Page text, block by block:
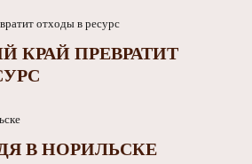
КРАЙ ПРЕВРАТИТ
В НОРИЛЬСКЕ